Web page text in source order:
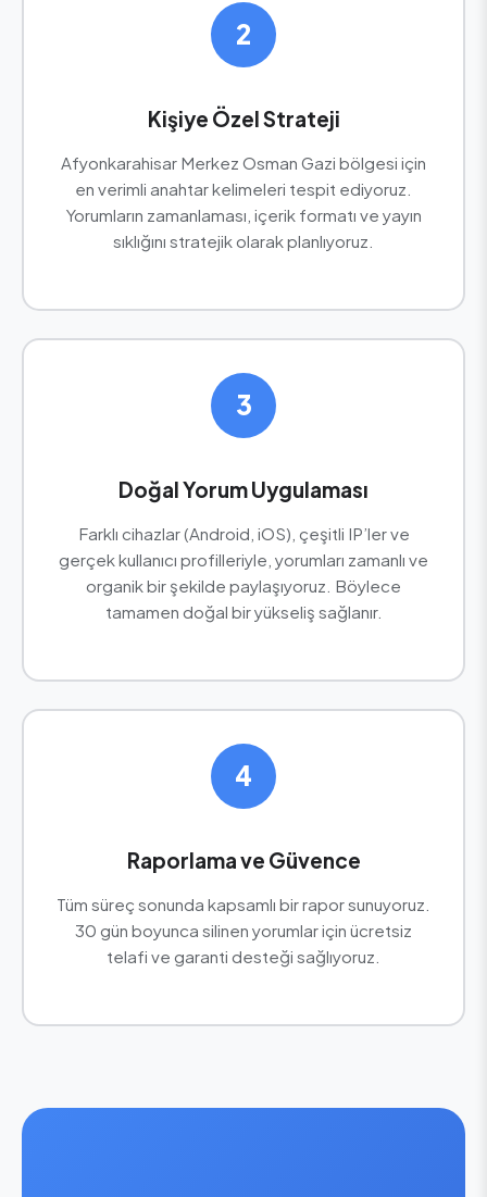
2
Kişiye Özel Strateji
Afyonkarahisar Merkez Osman Gazi bölgesi için
en verimli anahtar kelimeleri tespit ediyoruz.
Yorumların zamanlaması, içerik formatı ve yayın
sıklığını stratejik olarak planlıyoruz.
3
Doğal Yorum Uygulaması
Farklı cihazlar (Android, iOS), çeşitli IP’ler ve
gerçek kullanıcı profilleriyle, yorumları zamanlı ve
organik bir şekilde paylaşıyoruz. Böylece
tamamen doğal bir yükseliş sağlanır.
4
Raporlama ve Güvence
Tüm süreç sonunda kapsamlı bir rapor sunuyoruz.
30 gün boyunca silinen yorumlar için ücretsiz
telafi ve garanti desteği sağlıyoruz.